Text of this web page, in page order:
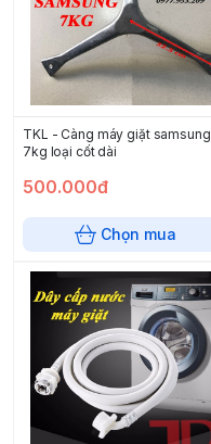
TKL - Càng máy giặt samsung
7kg loại cốt dài
500.000đ
Chọn mua